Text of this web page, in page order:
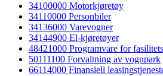
34100000 Motorkjøretøy
34110000 Personbiler
34136000 Varevogner
34144900 El-kjøretøyer
48421000 Programvare for
50111100 Forvaltning av vognpark
66114000 Finansiell